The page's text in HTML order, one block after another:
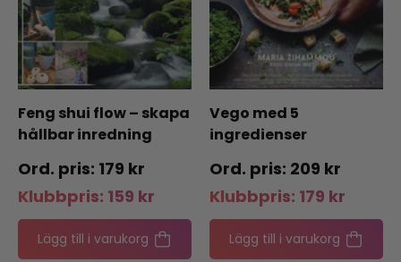
Feng shui flow – skapa
hållbar inredning
179 kr
Klubbpris: 159 kr
Lägg till i varukorg
Vego med 5
ingredienser
209 kr
Klubbpris: 179 kr
Lägg till i varukorg